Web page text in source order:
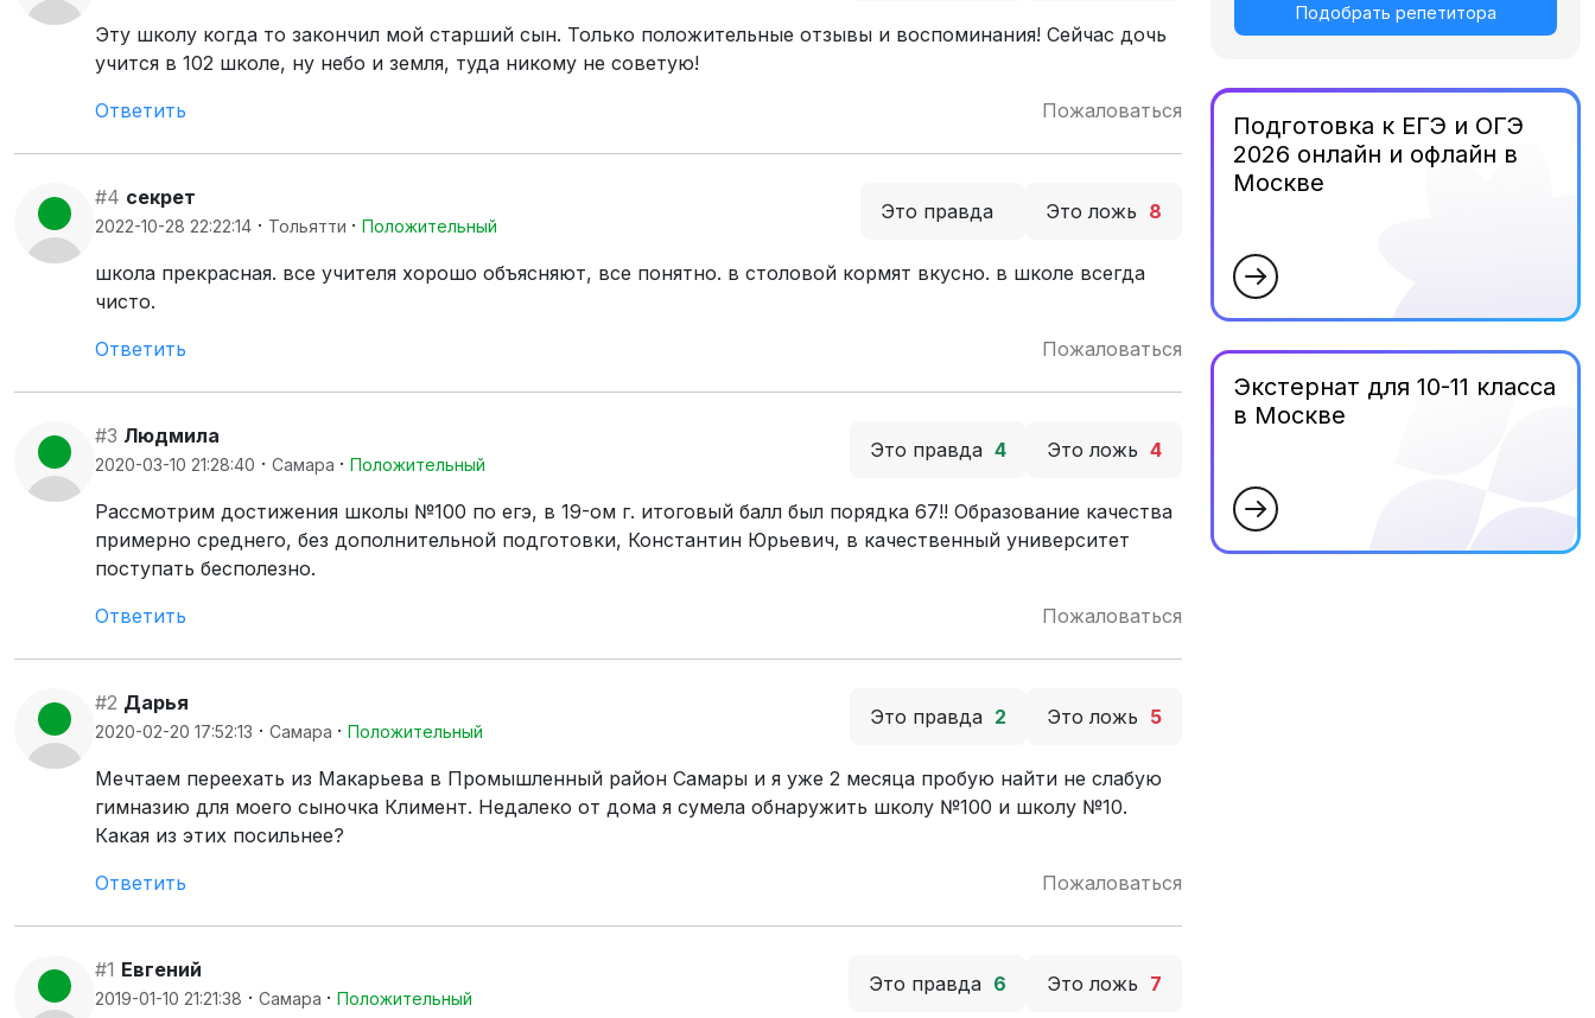
Эту школу когда то закончил мой старший сын. Только положительные отзывы и воспоминания! Сейчас дочь
учится в 102 школе, ну небо и земля, туда никому не советую!
Ответить
Пожаловаться
#4 секрет
2022-10-28 22:22:14 · Тольятти · Положительный
Это правда Это ложь 8
школа прекрасная. все учителя хорошо объясняют, все понятно. в столовой кормят вкусно. в школе всегда
чисто.
Ответить
Пожаловаться
#3 Людмила
2020-03-10 21:28:40 · Самара · Положительный
Это правда 4 Это ложь 4
Рассмотрим достижения школы №100 по егэ, в 19-ом г. итоговый балл был порядка 67!! Образование качества
примерно среднего, без дополнительной подготовки, Константин Юрьевич, в качественный университет
поступать бесполезно.
Ответить
Пожаловаться
#2 Дарья
2020-02-20 17:52:13 · Самара · Положительный
Это правда 2 Это ложь 5
Мечтаем переехать из Макарьева в Промышленный район Самары и я уже 2 месяца пробую найти не слабую
гимназию для моего сыночка Климент. Недалеко от дома я сумела обнаружить школу №100 и школу №10.
Какая из этих посильнее?
Ответить
Пожаловаться
#1 Евгений
2019-01-10 21:21:38 · Самара · Положительный
Это правда 6 Это ложь 7
Подобрать репетитора
Подготовка к ЕГЭ и ОГЭ
2026 онлайн и офлайн в
Москве
Экстернат для 10-11 класса
в Москве